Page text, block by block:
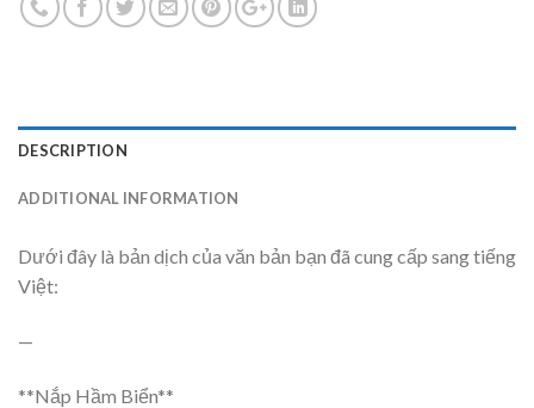
DESCRIPTION
ADDITIONAL INFORMATION
Dưới đây là bản dịch của văn bản bạn đã cung cấp sang tiếng
Việt:
—
**Nắp Hầm Biển**